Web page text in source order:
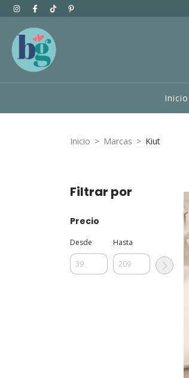
Inicio
Inicio > Marcas > Kiut
Filtrar por
Precio
Desde Hasta